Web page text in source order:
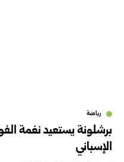
رياضة
برشلونة يستعيد نغمة
الإسباني